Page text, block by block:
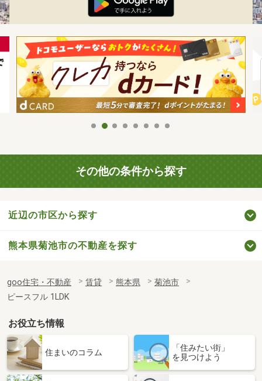
その他の条件から探す
近辺の市区から探す
熊本県菊池市の不動産を探す
goo住宅・不動産 賃貸 熊本県
菊池市
ピースフル 1LDK
お役立ち情報
住まいのコラム
「住みたい街」
を見つけよう